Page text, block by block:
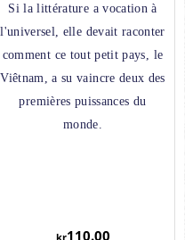
Si la littérature a vocation à
l'universel, elle devait raconter
comment ce tout petit pays, le
Viêtnam, a su vaincre deux des
premières puissances du
monde.
kr110.00